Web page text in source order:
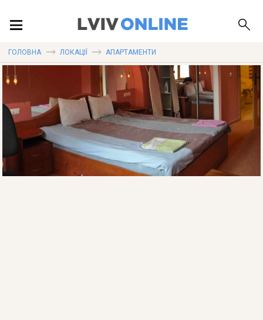
ПУБЛІКАЦІЇ
ГОЛОВНА ЛОКАЦІЇ АПАРТАМЕНТИ